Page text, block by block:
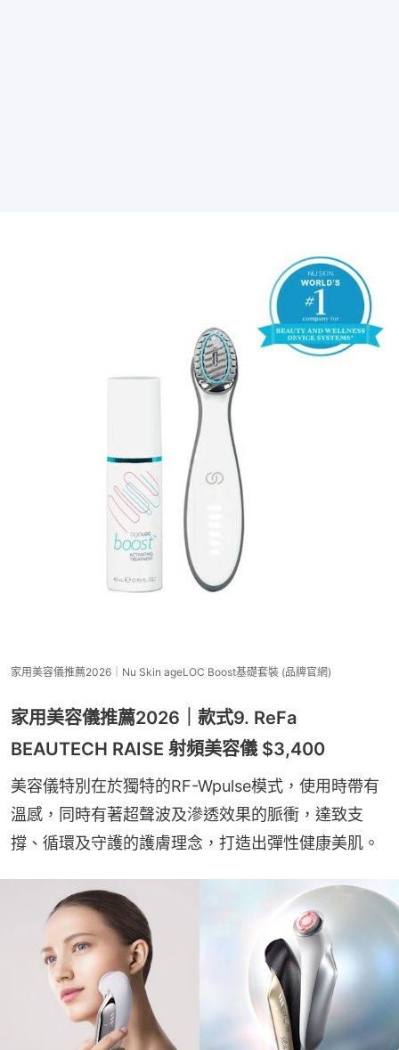
家用美容儀推薦2026｜Nu Skin ageLOC Boost基礎套裝 (品牌官網)
家用美容儀推薦2026｜款式9. ReFa
BEAUTECH RAISE 射頻美容儀 $3,400
美容儀特別在於獨特的RF-Wpulse模式，使用時帶有
溫感，同時有著超聲波及滲透效果的脈衝，達致支
撐、循環及守護的護膚理念，打造出彈性健康美肌。